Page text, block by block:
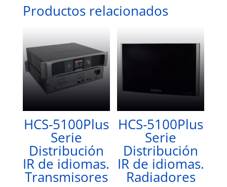
Productos relacionados
HCS-5100Plus
Serie
Distribución
IR de idiomas.
Transmisores
HCS-5100Plus
Serie
Distribución
IR de idiomas.
Radiadores